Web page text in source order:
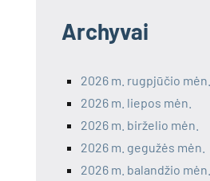
Archyvai
2026 m. rugpjūčio mėn.
2026 m. liepos mėn.
2026 m. birželio mėn.
2026 m. gegužės mėn.
2026 m. balandžio mėn.